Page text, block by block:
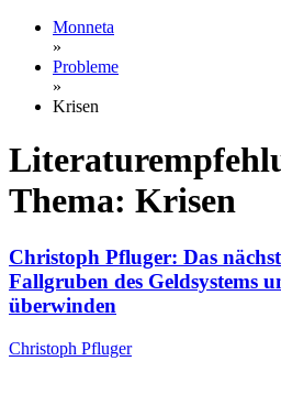
Monneta
»
Probleme
»
Krisen
Thema: Krisen
Christoph Pfluger: Das
Fallgruben des Geldsystems
überwinden
Christoph Pfluger